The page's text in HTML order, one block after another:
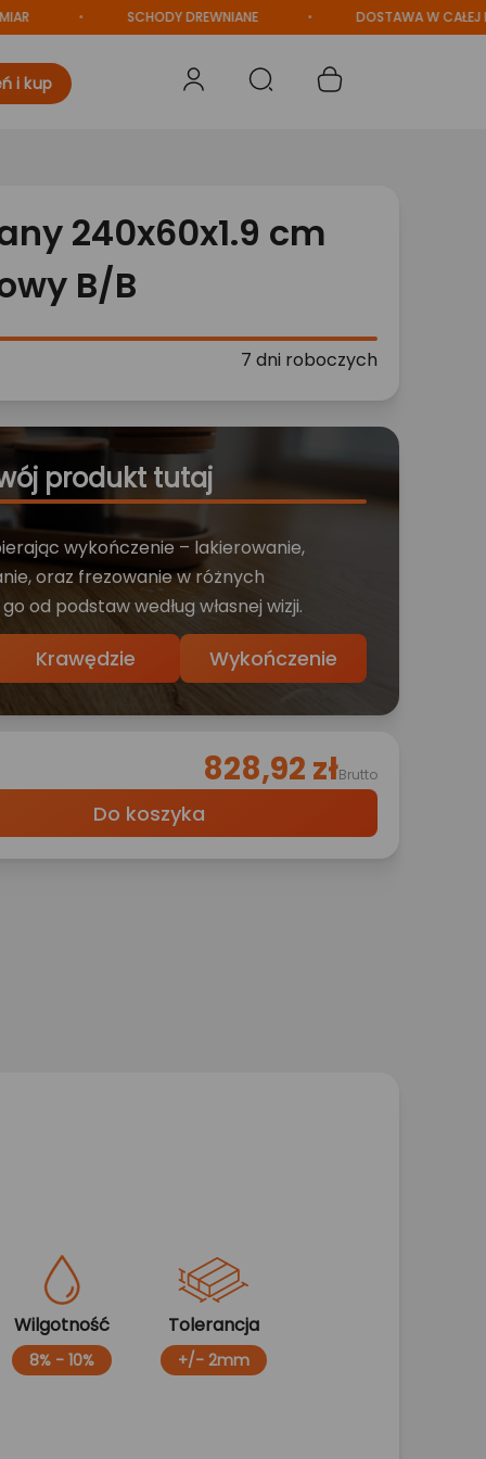
SCHODY DREWNIANE DOSTAWA W CAŁEJ
i kup
240x60x1.9 cm
B/B
7 dni roboczych
produkt tutaj
wykończenie – lakierowanie,
oraz frezowanie w różnych
od podstaw według własnej wizji.
Krawędzie Wykończenie
828,92 złBrutto
Do koszyka
Wilgotność
8% - 10%
Tolerancja
+/- 2mm